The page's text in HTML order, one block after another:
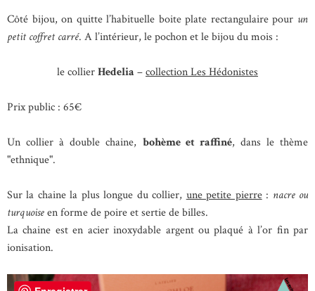
Côté bijou, on quitte l’habituelle boite plate rectangulaire pour un
petit coffret carré. A l’intérieur, le pochon et le bijou du mois :
le collierHedelia –collection Les Hédonistes
Prix public : 65€
Un collier à double chaine, bohème et raffiné, dans le thème
"ethnique".
Sur la chaine la plus longue du collier, une petite pierre: nacre ou
turquoiseen forme de poire et sertie de billes.
La chaine est en acier inoxydable argent ou plaqué à l’or fin par
ionisation.